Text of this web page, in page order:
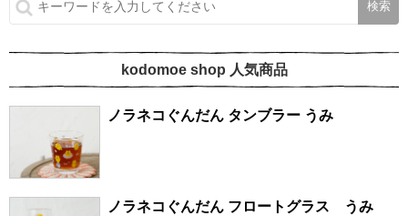
kodomoe shop 人気商品
ノラネコぐんだん タンブラー うみ
ノラネコぐんだん フロートグラス うみ